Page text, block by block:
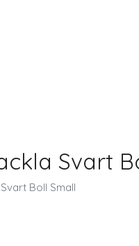
Svart
Boll Small